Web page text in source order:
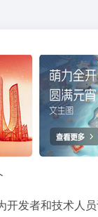
开发者和技术人